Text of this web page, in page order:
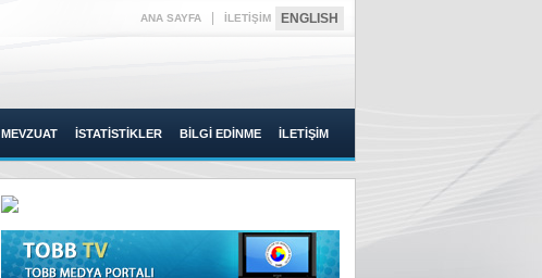
ANA SAYFA İLETİŞİM ENGLISH
MEVZUAT İSTATİSTİKLER BİLGİ EDİNME İLETİŞİM